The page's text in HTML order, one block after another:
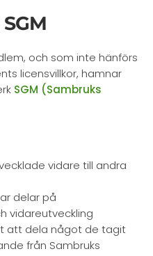
och som inte hänförs
licensvillkor, hamnar
SGM (Sambruks
vidare till andra
delar på
vidareutveckling
att dela något de tagit
från Sambruks